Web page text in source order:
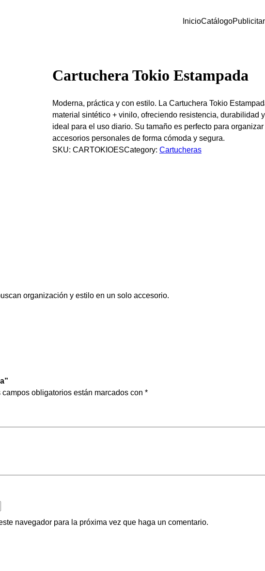
InicioCatálogo
Cartuchera Tokio Estampada
Moderna, práctica y con estilo. La Cartuchera Tokio
material sintético + vinilo, ofreciendo resistencia, durabilidad
ideal para el uso diario. Su tamaño es perfecto para
accesorios personales de forma cómoda y segura.
SKU: CARTOKIOESCategory: Cartucheras
organización y estilo en un solo accesorio.
campos obligatorios están marcados con *
navegador para la próxima vez que haga un comentario.